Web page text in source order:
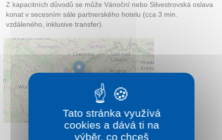
Z kapacitních důvodů se může Vánoční nebo Silvestrovská oslava
konat v secesním sále partnerského hotelu (cca 3 min.
vzdáleného, inklusive transfer).
Leaflet ©OpenStreetMapcontributors
Tato stránka využívá
cookies a dává ti na
výběr, co chceš